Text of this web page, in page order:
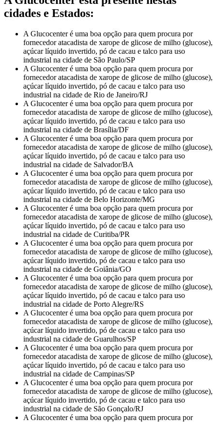
cidades e Estados:
A Glucocenter é uma boa opção para quem procura por
fornecedor atacadista de xarope de glicose de milho (glucose),
açúcar líquido invertido, pó de cacau e talco para uso
industrial na cidade de São Paulo/SP
A Glucocenter é uma boa opção para quem procura por
fornecedor atacadista de xarope de glicose de milho (glucose),
açúcar líquido invertido, pó de cacau e talco para uso
industrial na cidade de Rio de Janeiro/RJ
A Glucocenter é uma boa opção para quem procura por
fornecedor atacadista de xarope de glicose de milho (glucose),
açúcar líquido invertido, pó de cacau e talco para uso
industrial na cidade de Brasília/DF
A Glucocenter é uma boa opção para quem procura por
fornecedor atacadista de xarope de glicose de milho (glucose),
açúcar líquido invertido, pó de cacau e talco para uso
industrial na cidade de Salvador/BA
A Glucocenter é uma boa opção para quem procura por
fornecedor atacadista de xarope de glicose de milho (glucose),
açúcar líquido invertido, pó de cacau e talco para uso
industrial na cidade de Belo Horizonte/MG
A Glucocenter é uma boa opção para quem procura por
fornecedor atacadista de xarope de glicose de milho (glucose),
açúcar líquido invertido, pó de cacau e talco para uso
industrial na cidade de Curitiba/PR
A Glucocenter é uma boa opção para quem procura por
fornecedor atacadista de xarope de glicose de milho (glucose),
açúcar líquido invertido, pó de cacau e talco para uso
industrial na cidade de Goiânia/GO
A Glucocenter é uma boa opção para quem procura por
fornecedor atacadista de xarope de glicose de milho (glucose),
açúcar líquido invertido, pó de cacau e talco para uso
industrial na cidade de Porto Alegre/RS
A Glucocenter é uma boa opção para quem procura por
fornecedor atacadista de xarope de glicose de milho (glucose),
açúcar líquido invertido, pó de cacau e talco para uso
industrial na cidade de Guarulhos/SP
A Glucocenter é uma boa opção para quem procura por
fornecedor atacadista de xarope de glicose de milho (glucose),
açúcar líquido invertido, pó de cacau e talco para uso
industrial na cidade de Campinas/SP
A Glucocenter é uma boa opção para quem procura por
fornecedor atacadista de xarope de glicose de milho (glucose),
açúcar líquido invertido, pó de cacau e talco para uso
industrial na cidade de São Gonçalo/RJ
A Glucocenter é uma boa opção para quem procura por